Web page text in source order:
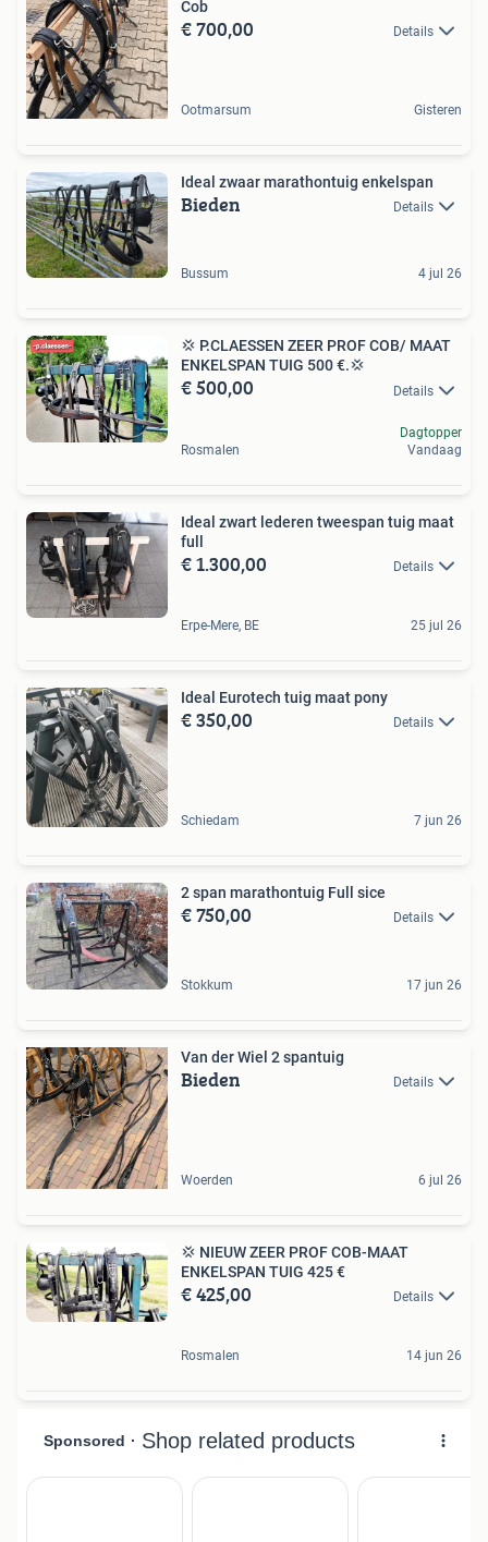
Cob
€ 700,00 Details
Ootmarsum Gisteren
Ideal zwaar marathontuig enkelspan
Bieden Details
Bussum 4 jul 26
💢 P.CLAESSEN ZEER PROF COB/ MAAT
ENKELSPAN TUIG 500 €.💢
€ 500,00 Details
Rosmalen
Dagtopper
Vandaag
Ideal zwart lederen tweespan tuig maat
full
€ 1.300,00 Details
Erpe-Mere, BE 25 jul 26
Ideal Eurotech tuig maat pony
€ 350,00 Details
Schiedam 7 jun 26
2 span marathontuig Full sice
€ 750,00 Details
Stokkum 17 jun 26
Van der Wiel 2 spantuig
Bieden Details
Woerden 6 jul 26
💢 NIEUW ZEER PROF COB-MAAT
ENKELSPAN TUIG 425 €
€ 425,00 Details
Rosmalen 14 jun 26